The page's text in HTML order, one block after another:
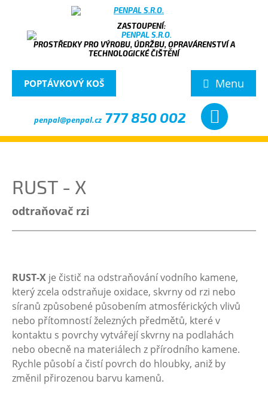
PROSTŘEDKY PRO VÝROBU, ÚDRŽBU, OPRAVÁRENSTVÍ A
TECHNOLOGICKÉ ČIŠTĚNÍ
Menu
POPTÁVKOVÝ KOŠ
penpal@penpal.cz 777 850 002
RUST - X
odtraňovač rzi
RUST-X je čistič na odstraňování vodního kamene,
který zcela odstraňuje oxidace, skvrny od rzi nebo
síranů způsobené působením atmosférických vlivů
nebo přítomností železných předmětů, které v
kontaktu s povrchy vytvářejí skvrny na podlahách
nebo obecně na materiálech z přírodního kamene.
Rychle působí a čistí povrch do hloubky, aniž by
změnil přirozenou barvu kamenů.